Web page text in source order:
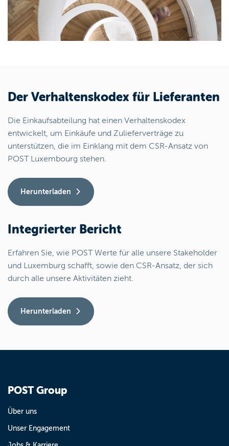
Der Verhaltenskodex für Lieferanten
Die Einkaufsabteilung hat einen Verhaltenskodex
entwickelt, um Einkäufe und Zulieferverträge zu
unterstützen, die im Einklang mit dem CSR-Ansatz von
POST Luxembourg stehen.
Herunterladen
Integrierter Bericht
Erfahren Sie, wie POST Werte für alle unsere Stakeholder
und Luxemburg schafft, sowie den CSR-Ansatz, der sich
durch alle unsere Aktivitäten zieht.
Herunterladen
POST Group
Über uns
Unser Engagement